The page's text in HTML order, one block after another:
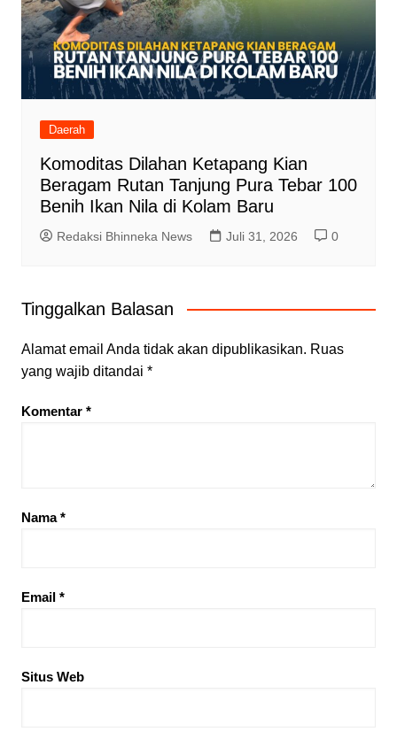
Daerah
Komoditas Dilahan Ketapang Kian
Beragam Rutan Tanjung Pura Tebar 100
Benih Ikan Nila di Kolam Baru
Redaksi Bhinneka News Juli 31, 2026 0
Tinggalkan Balasan
Alamat email Anda tidak akan dipublikasikan. Ruas
yang wajib ditandai *
Komentar *
Nama*
Email *
Situs Web